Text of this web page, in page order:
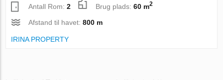
Antall Rom:2 Brug plads:60 m2
Afstand til havet:800 m
IRINA PROPERTY